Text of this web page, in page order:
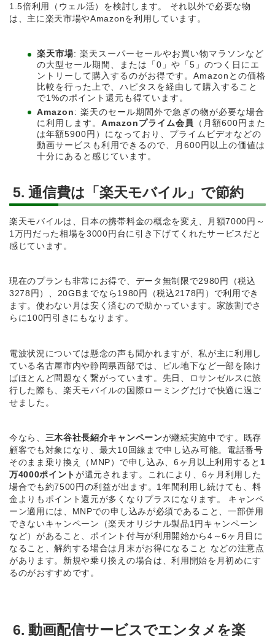
1.5倍利用（ウェル活）を検討します。 それ以外で必要な物
は、主に楽天市場やAmazonを利用しています。
楽天市場: 楽天スーパーセールやお買い物マラソンなど
の大型セール期間、または「0」や「5」のつく日にエ
ントリーして購入するのがお得です。Amazonとの価格
比較を行った上で、ハピタスを経由して購入すること
で1%のポイント還元も得ています。
Amazon : 楽天のセール期間外で急ぎの物が必要な場合
に利用します。 Amazonプライム会員
（月額600円また
は年額5900円）になっており、プライムビデオなどの
動画サービスも利用できるので、月600円以上の価値は
十分にあると感じています。
5. 通信費は「楽天モバイル」で節約
楽天モバイルは、日本の携帯料金の概念を変え、月額7000円～
1万円だった相場を3000円台に引き下げてくれたサービスだと
感じています。
現在のプランも非常にお得で、データ無制限で2980円（税込
3278円）、20GBまでなら1980円（税込2178円）で利用でき
ます。使わない月は安く済むので助かっています。家族割でさ
らに100円引きにもなります。
電波状況については懸念の声も聞かれますが、私が主に利用し
ている名古屋市内や静岡県西部では、ビル地下など一部を除け
ばほとんど問題なく繋がっています。先日、ロサンゼルスに旅
行した際も、楽天モバイルの国際ローミングだけで快適に過ご
せました。
今なら、 三木谷社長紹介キャンペーンが継続実施中です。既存
顧客でも対象になり、最大10回線まで申し込み可能。電話番号
そのまま乗り換え（MNP）で申し込み、6ヶ月以上利用すると 1
万4000ポイントが還元されます。これにより、6ヶ月利用した
場合でも約7500円の利益が出ます。1年間利用し続けても、料
金よりもポイント還元が多くなりプラスになります。 キャンペ
ーン適用には、MNPでの申し込みが必須であること、一部併用
できないキャンペーン（楽天オリジナル製品1円キャンペーン
など）があること、ポイント付与が利用開始から4～6ヶ月目に
なること、解約する場合は月末がお得になること などの注意点
があります。新規や乗り換えの場合は、利用開始を月初めにす
るのがおすすめです。
6. 動画配信サービスでエンタメを楽